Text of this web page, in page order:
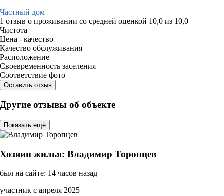
Частный дом
1 отзыв о проживании со средней оценкой 10,0 из 10,0
Чистота
Цена - качество
Качество обслуживания
Расположение
Своевременность заселения
Соответствие фото
Оставить отзыв
Другие отзывы об объекте
Показать ещё
Хозяин жилья: Владимир Торопцев
был на сайте: 14 часов назад
участник с апреля 2025